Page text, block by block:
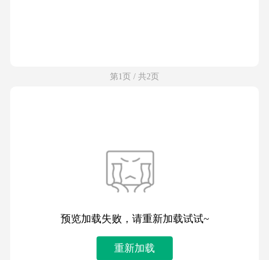
第1页 / 共2页
预览加载失败，请重新加载试试~
重新加载